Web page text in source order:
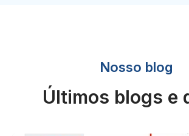
Nosso blog
Últimos blogs e